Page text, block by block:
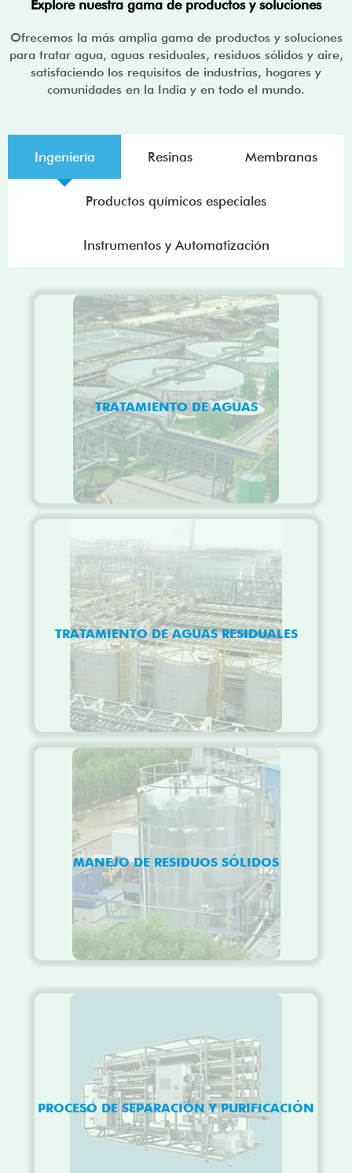
Explore nuestra gama de productos y soluciones
Ofrecemos la más amplia gama de productos y soluciones
para tratar agua, aguas residuales, residuos sólidos y aire,
satisfaciendo los requisitos de industrias, hogares y
comunidades en la India y en todo el mundo.
Ingeniería Resinas Membranas
Productos químicos especiales
Instrumentos y Automatización
TRATAMIENTO DE AGUAS
TRATAMIENTO DE AGUAS RESIDUALES
MANEJO DE RESIDUOS SÓLIDOS
PROCESO DE SEPARACIÓN Y PURIFICACIÓN